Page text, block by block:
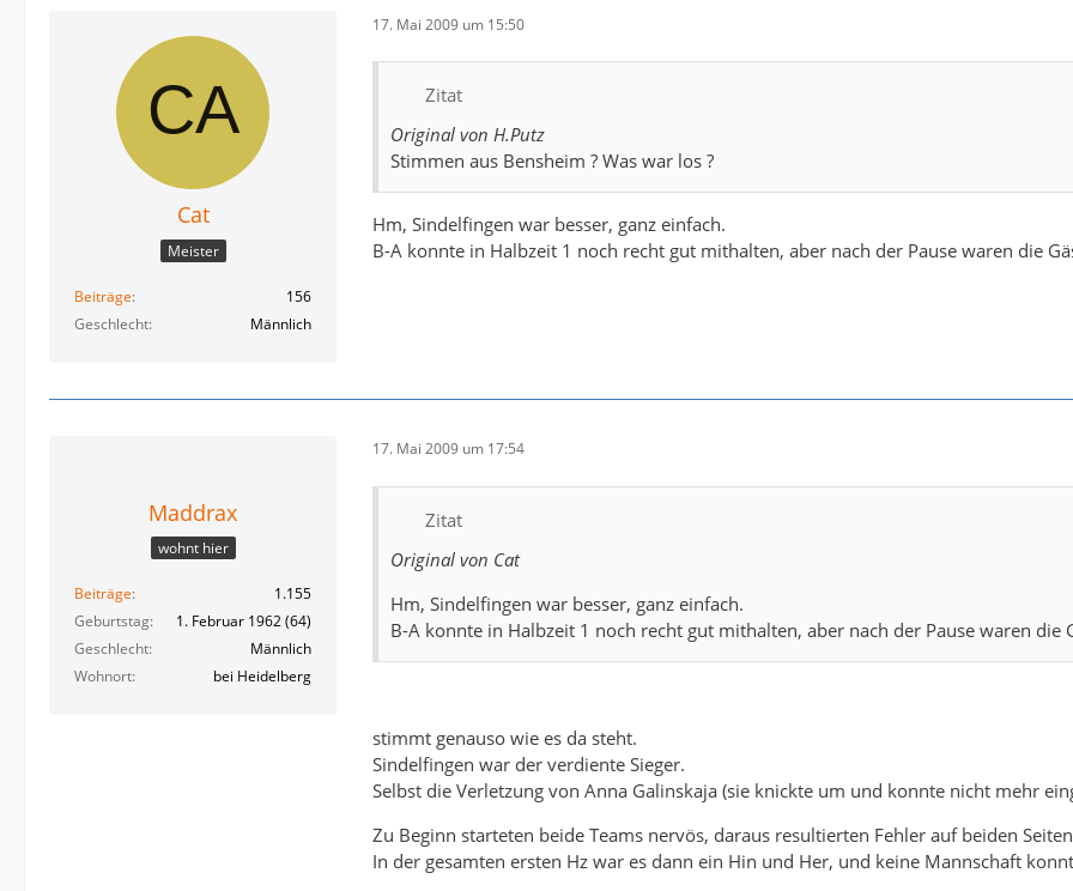
Cat
Meister
Beiträge
156
Geschlecht
Männlich
17. Mai 2009 um 15:50
Zitat
Original von H.Putz
Stimmen aus Bensheim ? Was war los ?
Hm, Sindelfingen war besser, ganz einfach.
B-A konnte in Halbzeit 1 noch recht gut mithalten, aber nach der Pause waren die
Maddrax
wohnt hier
Beiträge
1.155
Geburtstag
1. Februar 1962 (64)
Geschlecht
Männlich
Wohnort
bei Heidelberg
17. Mai 2009 um 17:54
Zitat
Original von Cat
Hm, Sindelfingen war besser, ganz einfach.
B-A konnte in Halbzeit 1 noch recht gut mithalten, aber nach der Pause waren
stimmt genauso wie es da steht.
Sindelfingen war der verdiente Sieger.
Selbst die Verletzung von Anna Galinskaja (sie knickte um und konnte nicht mehr
Zu Beginn starteten beide Teams nervös, daraus resultierten Fehler auf beiden
In der gesamten ersten Hz war es dann ein Hin und Her, und keine Mannschaft